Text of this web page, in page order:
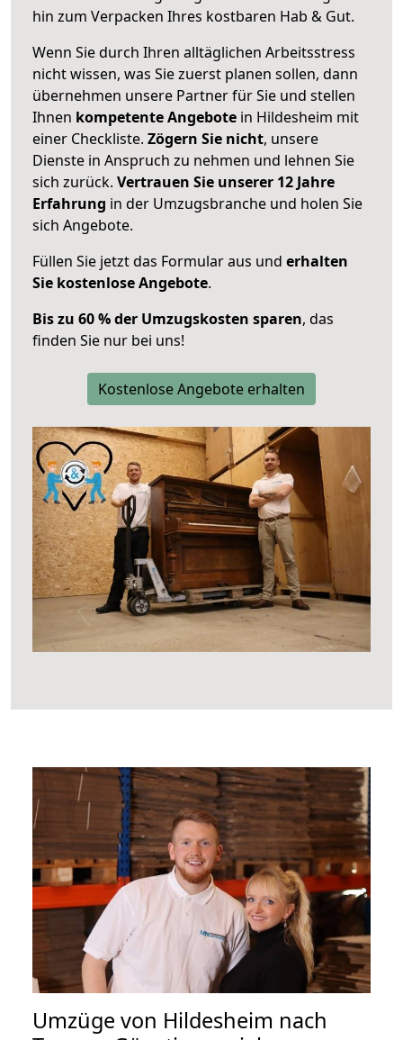
hin zum Verpacken Ihres kostbaren Hab & Gut.
Wenn Sie durch Ihren alltäglichen Arbeitsstress
nicht wissen, was Sie zuerst planen sollen, dann
übernehmen unsere Partner für Sie und stellen
Ihnen kompetente Angebote in Hildesheim mit
einer Checkliste. Zögern Sie nicht, unsere
Dienste in Anspruch zu nehmen und lehnen Sie
sich zurück. Vertrauen Sie unserer 12 Jahre
Erfahrung in der Umzugsbranche und holen Sie
sich Angebote.
Füllen Sie jetzt das Formular aus und erhalten
Sie kostenlose Angebote.
Bis zu 60 % der Umzugskosten sparen, das
finden Sie nur bei uns!
Kostenlose Angebote erhalten
Umzüge von Hildesheim nach